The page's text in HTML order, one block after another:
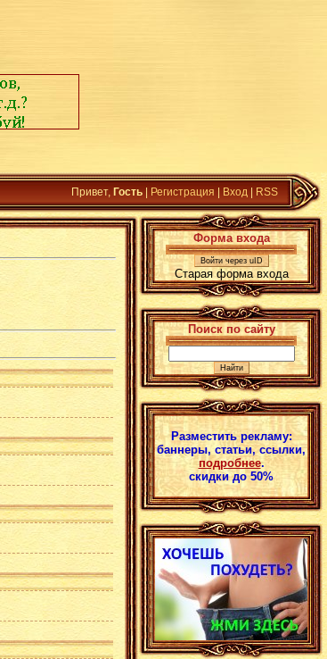
Привет, Гость Регистрация Вход RSS
Форма входа
Войти через uID
Старая форма входа
Поиск по сайту
Разместить рекламу:
баннеры, статьи, ссылки,
подробнее.
скидки до 50%